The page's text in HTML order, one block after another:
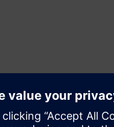
javítása
Droop Detector fizikai